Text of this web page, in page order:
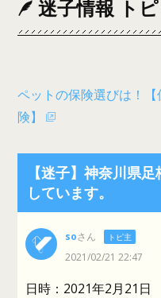
迷子情報 ト
ペットの保険選びは！
険】
【迷子】神奈川県
しています。
soさん トピ主
2021/02/21 22:47
日時：2021年2月21日